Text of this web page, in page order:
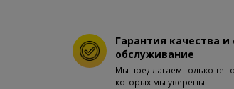
Гарантия качества и
обслуживание
Мы предлагаем только те
которых мы уверены